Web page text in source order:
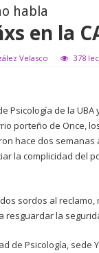
habla
en la
Velasco 378
de la UBA
porteño de Once,
hace dos semanas
la complicidad del
sordos al
resguardar la
de Psicología, sede